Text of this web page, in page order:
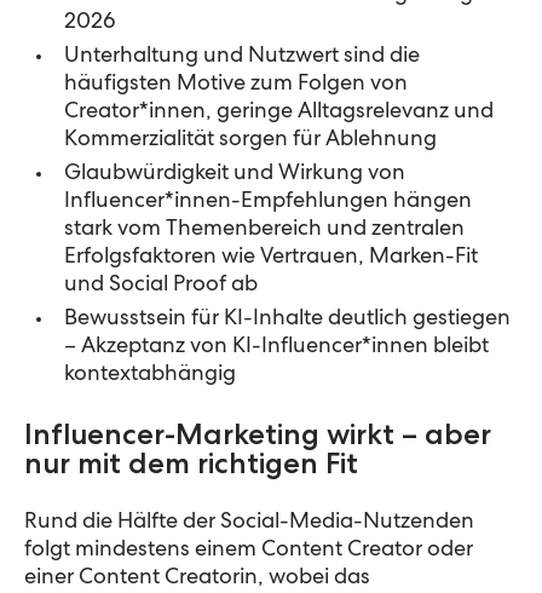
2026
Unterhaltung und Nutzwert sind die
häufigsten Motive zum Folgen von
Creator*innen, geringe Alltagsrelevanz und
Kommerzialität sorgen für Ablehnung
Glaubwürdigkeit und Wirkung von
Influencer*innen-Empfehlungen hängen
stark vom Themenbereich und zentralen
Erfolgsfaktoren wie Vertrauen, Marken-Fit
und Social Proof ab
Bewusstsein für KI-Inhalte deutlich gestiegen
– Akzeptanz von KI-Influencer*innen bleibt
kontextabhängig
Influencer-Marketing wirkt – aber
nur mit dem richtigen Fit
Rund die Hälfte der Social-Media-Nutzenden
folgt mindestens einem Content Creator oder
einer Content Creatorin, wobei das